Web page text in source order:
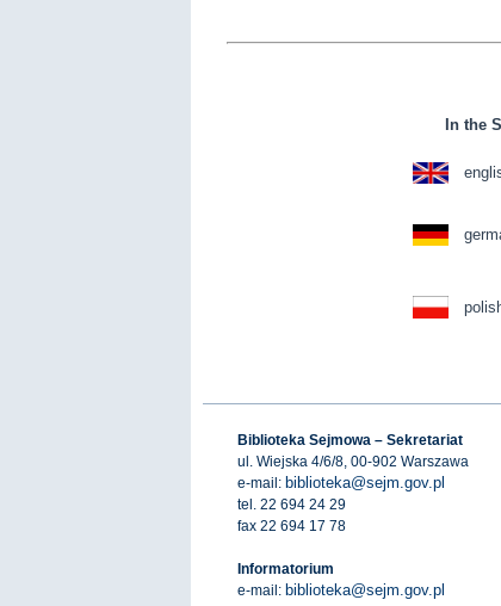
In the
Biblioteka Sejmowa – Sekretariat
ul. Wiejska 4/6/8, 00-902 Warszawa
e-mail: biblioteka@sejm.gov.pl
tel. 22 694 24 29
fax 22 694 17 78
Informatorium
e-mail: biblioteka@sejm.gov.pl